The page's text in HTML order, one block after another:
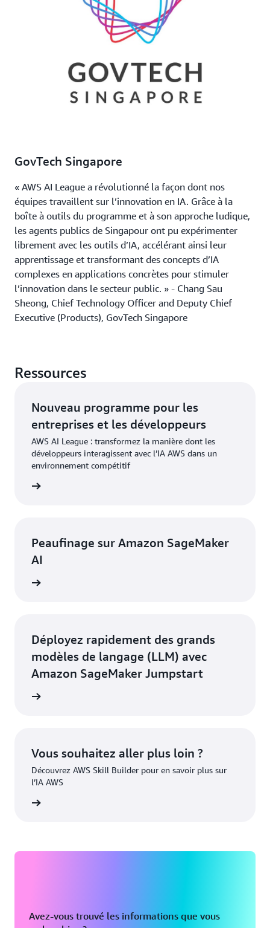
GovTech Singapore
« AWS AI League a révolutionné la façon dont nos
équipes travaillent sur l’innovation en IA. Grâce à la
boîte à outils du programme et à son approche ludique,
les agents publics de Singapour ont pu expérimenter
librement avec les outils d’IA, accélérant ainsi leur
apprentissage et transformant des concepts d’IA
complexes en applications concrètes pour stimuler
l’innovation dans le secteur public. » - Chang Sau
Sheong, Chief Technology Officer and Deputy Chief
Executive (Products), GovTech Singapore
Ressources
Nouveau programme pour les
entreprises et les développeurs
AWS AI League : transformez la manière dont les
développeurs interagissent avec l’IA AWS dans un
environnement compétitif
Peaufinage sur Amazon SageMaker
AI
Déployez rapidement des grands
modèles de langage (LLM) avec
Amazon SageMaker Jumpstart
Vous souhaitez aller plus loin ?
Découvrez AWS Skill Builder pour en savoir plus sur
l’IA AWS
Avez-vous trouvé les informations que vous